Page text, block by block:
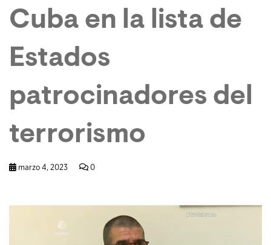
Cuba en la lista de
Estados
patrocinadores del
terrorismo
marzo 4, 2023 0